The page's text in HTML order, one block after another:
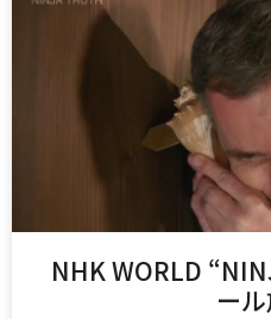
NHK WORLD
ー